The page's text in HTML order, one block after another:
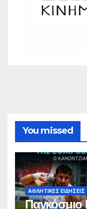
You missed
ΑΘΛΗΤΙΚΈΣ ΕΙΔΉΣΕΙΣ